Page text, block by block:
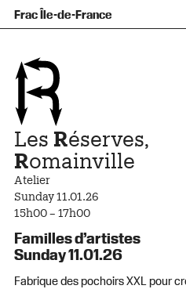
Frac Île-de-France
Qu’est-ce qu’un Frac ?
Prêts d’œuvres
Informations pratiques
Venir au Frac
Familles et enfants
Groupes
Espaces de pratique libre
Accessibilité
+Aa-
Les Réserves,
Romainville
Atelier
Sunday 11.01.26
15h00 – 17h00
Familles d’artistes
Sunday 11.01.26
Fabrique des pochoirs XXL pour